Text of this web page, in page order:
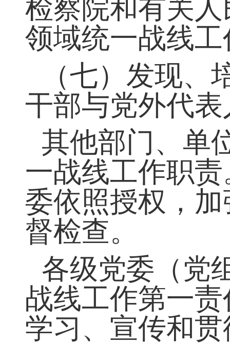
（六）领导同
检察院和有关
领域统一战线
（七）发现
干部与党外代
其他部门、单
一战线工作职
委依照授权，
督检查。
各级党委（党